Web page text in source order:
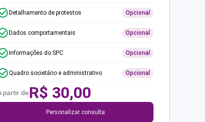
Detalhamento de protestos Opcional
Dados comportamentais Opcional
Informações do SPC Opcional
Quadro societário e administrativo Opcional
partir deR$ 30,00
Personalizar consulta